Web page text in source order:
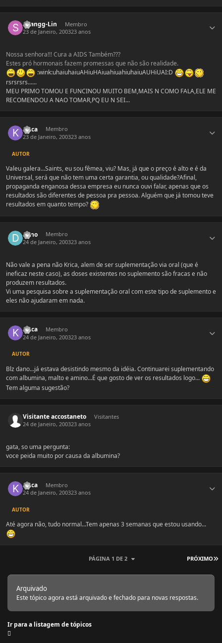
Shangg-Lin
Membro
23 de Janeiro, 200323 anos
Nossa senhora!!! Cura a AIDS Também???
Estes pró hormonais fazem promessas que não são realidade.
:wink:uhaiuhaiuAHiuHAiuahiuahiuhaiuAUHiUAI:D
rsrsrsrs......
MEU PRIMO TOMOU E FUNCINOU MUITO BEM,MAIS N COMO FALA,ELE ME
RECOMENDOU A NAO TOMAR,PQ EU N SEI...
Krica
Membro
23 de Janeiro, 200323 anos
AUTOR
Valeu galera...Saints, eu sou fêmea, viu? Mas, já que o preço é alto e é da
Universal, será que não tem uma certa garantia, ou qualidade?Afinal,
propaganda enganosa dessa empresa eu nunca ouvi falar, apenas que os
resultados são diferentes de pessoa pra pessoa. Alguém que já tomou teve
resultados em quanto tempo?
dano
Membro
24 de Janeiro, 200323 anos
Não vale a pena não Krica, alem de ser suplementação via oral (que é
ineficaz neste caso), as doses existentes no suplemento são fracas e não
produzem resultados.
Vi uma pesquisa sobre a suplementação oral com este tipo de suplemento e
eles não ajudaram em nada.
Krica
Membro
24 de Janeiro, 200323 anos
AUTOR
Blz dano...já estava desistindo mesmo da idéia. Continuarei suplementando
com albumina, malto e amino...É que gosto de ver os resultados logo...
Tem alguma sugestão?
Visitante accostaneto
Visitantes
24 de Janeiro, 200323 anos
gata, so uma pergunta:
voce peida muito por causa da albumina?
Krica
Membro
24 de Janeiro, 200323 anos
AUTOR
Até agora não, tudo normal...Tem apenas 3 semanas que estou usando...
PRÓXIMO
PÁGINA 1 DE 2
Arquivado
Este tópico agora está arquivado e fechado para novas respostas.
Ir para a listagem de tópicos